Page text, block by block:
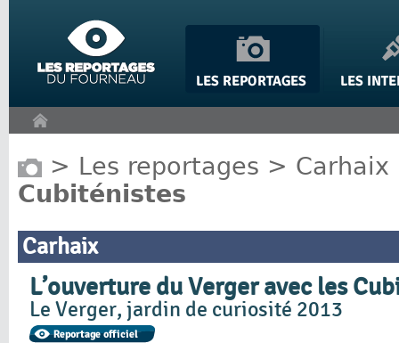
> Les reportages > Carhaix
Cubiténistes
Carhaix
L’ouverture du Verger avec les
Le Verger, jardin de curiosité 2013